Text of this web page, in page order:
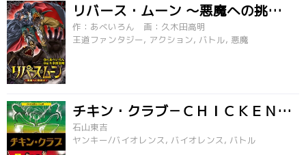
リバース・ムーン ～悪魔への挑戦者～
作：あべいろん 画：久木田高明
王道ファンタジー, アクション, バトル, 悪魔
チキン・クラブ－ＣＨＩＣＫＥＮ ＣＬＵＢ
石山東吉
ヤンキー/バイオレンス, バイオレンス, バトル